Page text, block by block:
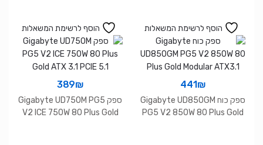
הוסף לרשימת המשאלות
441₪
ספק כוח Gigabyte UD850GM
PG5 V2 850W 80 Plus Gold
הוסף לרשימת המשאלות
389₪
ספק Gigabyte UD750M PG5
V2 ICE 750W 80 Plus Gold